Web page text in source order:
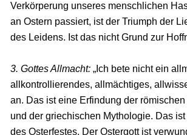
Verkörperung unseres menschlichen
an Ostern passiert, ist der Triumph der
des Leidens. Ist das nicht Grund zur
3. Gottes Allmacht:„Ich bete nicht ein
allkontrollierendes, allmächtiges,
an. Das ist eine Erfindung der
und der griechischen Mythologie. Das
des Osterfestes. Der Ostergott ist